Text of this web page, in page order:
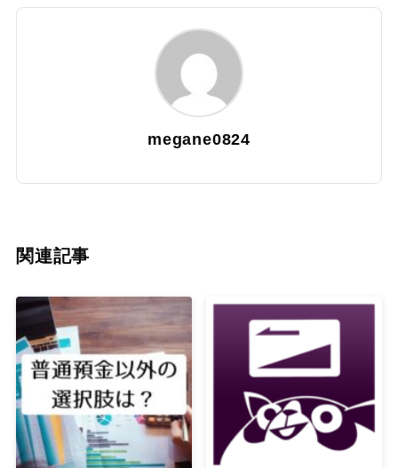
megane0824
関連記事